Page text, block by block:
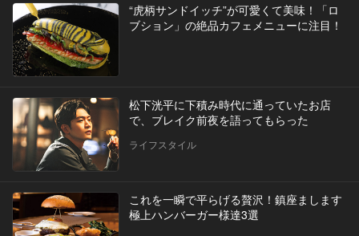
“虎柄サンドイッチ”が可愛くて美味！「ロ
ブション」の絶品カフェメニューに注目！
松下洸平に下積み時代に通っていたお店
で、ブレイク前夜を語ってもらった
ライフスタイル
これを一瞬で平らげる贅沢！鎮座まします
極上ハンバーガー様達3選